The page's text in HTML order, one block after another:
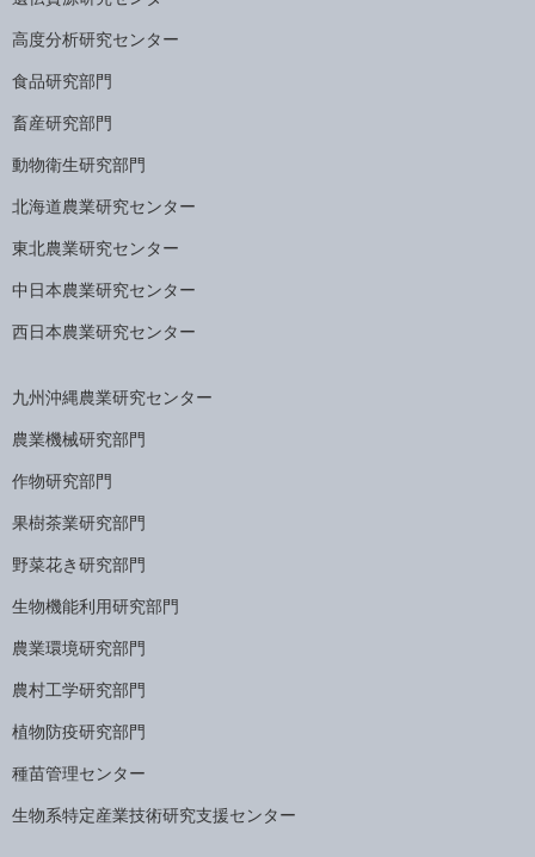
高度分析研究センター
食品研究部門
畜産研究部門
動物衛生研究部門
北海道農業研究センター
東北農業研究センター
中日本農業研究センター
西日本農業研究センター
九州沖縄農業研究センター
農業機械研究部門
作物研究部門
果樹茶業研究部門
野菜花き研究部門
生物機能利用研究部門
農業環境研究部門
農村工学研究部門
植物防疫研究部門
種苗管理センター
生物系特定産業技術研究支援センター